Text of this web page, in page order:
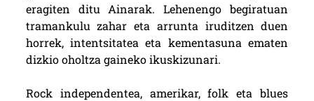
eragiten ditu Ainarak. Lehenengo begiratuan
tramankulu zahar eta arrunta iruditzen duen
horrek, intentsitatea eta kementasuna ematen
dizkio oholtza gaineko ikuskizunari.
Rock independentea, amerikar, folk eta blues